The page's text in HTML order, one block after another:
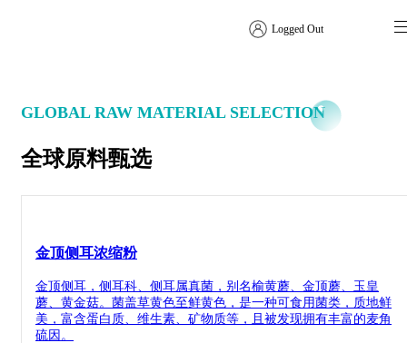
Logged Out
GLOBAL RAW MATERIAL SELECTION
全球原料甄选
金顶侧耳浓缩粉
金顶侧耳，侧耳科、侧耳属真菌，别名榆黄蘑、金顶蘑、玉皇
蘑、黄金菇。菌盖草黄色至鲜黄色，是一种可食用菌类，质地鲜
美，富含蛋白质、维生素、矿物质等，且被发现拥有丰富的麦角
硫因。